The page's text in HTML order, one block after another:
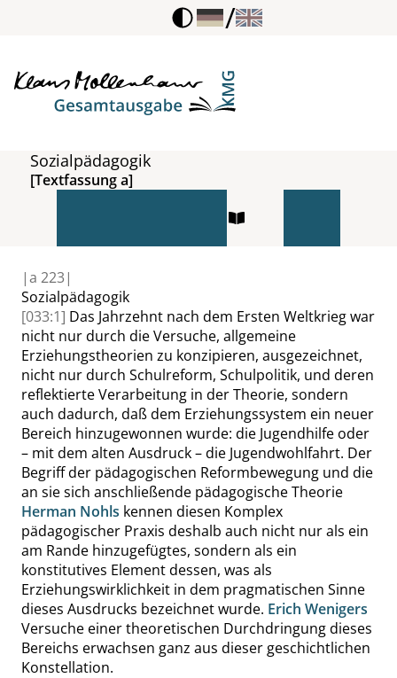
/
Sozialpädagogik
[Textfassung a]
|a 223|
Sozialpädagogik
[033:1] Das Jahrzehnt nach dem Ersten Weltkrieg war
nicht nur durch die Versuche, allgemeine
Erziehungstheorien zu konzipieren, ausgezeichnet,
nicht nur durch Schulreform, Schulpolitik, und deren
reflektierte Verarbeitung in der Theorie, sondern
auch dadurch, daß dem Erziehungssystem ein neuer
Bereich hinzugewonnen wurde: die Jugendhilfe oder
– mit dem alten Ausdruck – die Jugendwohlfahrt. Der
Begriff der pädagogischen Reformbewegung und die
an sie sich anschließende pädagogische Theorie
Herman Nohls kennen diesen Komplex
pädagogischer Praxis deshalb auch nicht nur als ein
am Rande hinzugefügtes, sondern als ein
konstitutives Element dessen, was als
Erziehungswirklichkeit in dem pragmatischen Sinne
dieses Ausdrucks bezeichnet wurde. Erich Wenigers
Versuche einer theoretischen Durchdringung dieses
Bereichs erwachsen ganz aus dieser geschichtlichen
Konstellation.